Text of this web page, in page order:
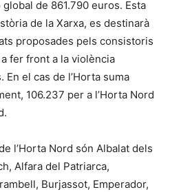
de 861.790 euros. Esta
de la Xarxa, es destinarà
proposades pels consistoris
fer front a la violència
el cas de l’Horta suma
106.237 per a l’Horta Nord
l’Horta Nord són Albalat dels
Alfara del Patriarca,
Burjassot, Emperador,